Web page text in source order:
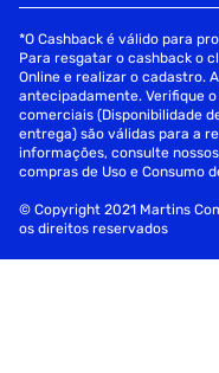
*O Cashback é válido para
Para resgatar o cashback o
Online e realizar o cadastro.
antecipadamente. Verifique
comerciais (Disponibilidade
entrega) são válidas para a
informações, consulte
compras de Uso e Consumo
© Copyright 2021 Martins
os direitos reservados